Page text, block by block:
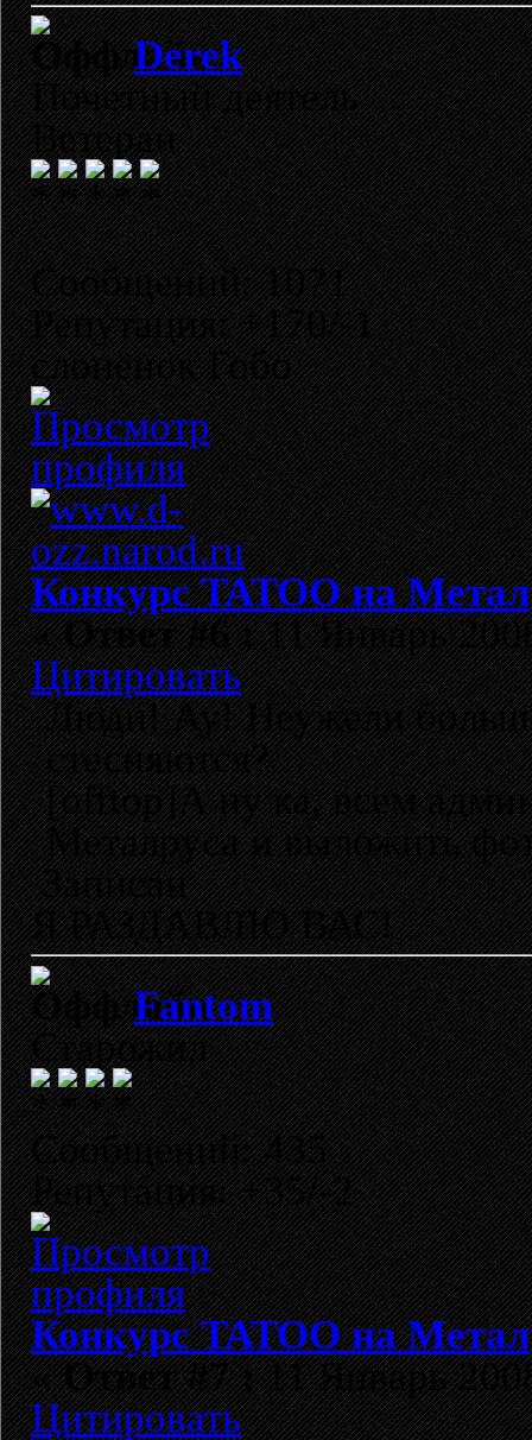
Derek
Почетный деятель
Ветеран
Сообщений: 1071
Репутация: +170/-1
слонёнок Гобо
Конкурс TATOO на
«Ответ #6 :11 Январь
Цитировать
Люди! Ау! Неужели
стесняются?
[offtop]А ну ка, всем
Металруса и выложить
Записан
Я РАЗДАВЛЮ ВАС!
Fantom
Старожил
Сообщений: 435
Репутация: +35/-2
Конкурс TATOO на
«Ответ #7 :11 Январь
Цитировать